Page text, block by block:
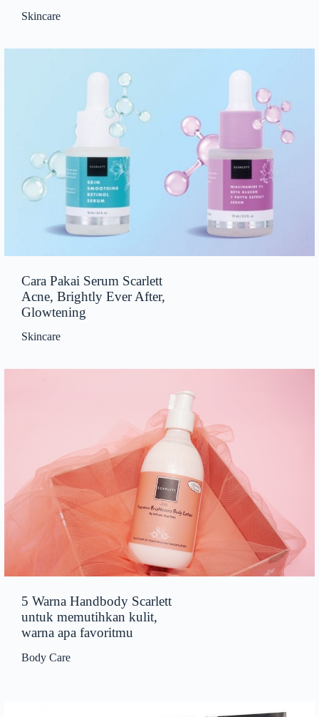
Skincare
Cara Pakai Serum Scarlett
Acne, Brightly Ever After,
Glowtening
Skincare
5 Warna Handbody Scarlett
untuk memutihkan kulit,
warna apa favoritmu
Body Care